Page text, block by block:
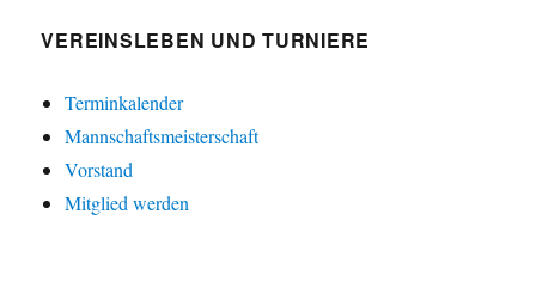
VEREINSLEBEN UND TURNIERE
Terminkalender
Mannschaftsmeisterschaft
Vorstand
Mitglied werden